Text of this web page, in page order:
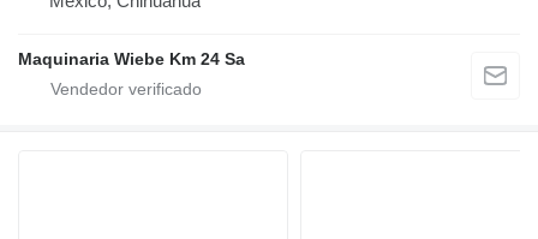
Maquinaria Wiebe Km 24 Sa